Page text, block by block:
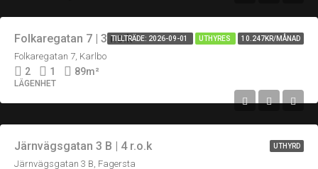
TILLTRÄDE: 2026-09-01 UTHYRES 10.247KR/MÅNAD
Folkaregatan 7 | 3 r.o.k
Folkaregatan 7, Karlbo
2 1 89m²
LÄGENHET
UTHYRD
Järnvägsgatan 3 B | 4 r.o.k
Järnvägsgatan 3 B, Fagersta